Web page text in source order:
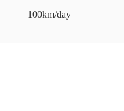
100km/day